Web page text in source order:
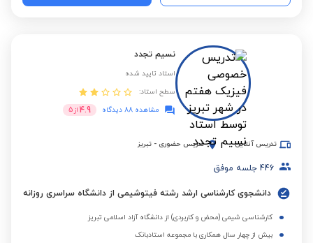
نسیم تجدد
استاد تایید شده
سطح استاد:
مشاهده 88 دیدگاه
4.9 از 5
تدریس آنلاین تدریس حضوری - تبریز
446 جلسه موفق
دانشجوی کارشناسی ارشد رشته فیتوشیمی از دانشگاه سراسری روزانه
کارشناسی شیمی (محض و کاربردی) از دانشگاه آزاد اسلامی تبریز
بیش از چهار سال همکاری با مجموعه استادبانک